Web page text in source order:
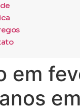
em